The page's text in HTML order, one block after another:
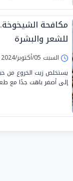
مكافحة
للشعر والبشرة
السبت 05/أكتوبر/2024 - 08:27 م
يستخلص زيت الخروع من
إلى أصفر باهت جدًا مع